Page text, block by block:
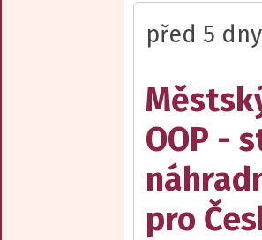
před 5 dny
OOP -
pro